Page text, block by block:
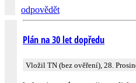
odpovědět
Plán na 30 let dopředu
Vložil TN (bez ověření), 28.